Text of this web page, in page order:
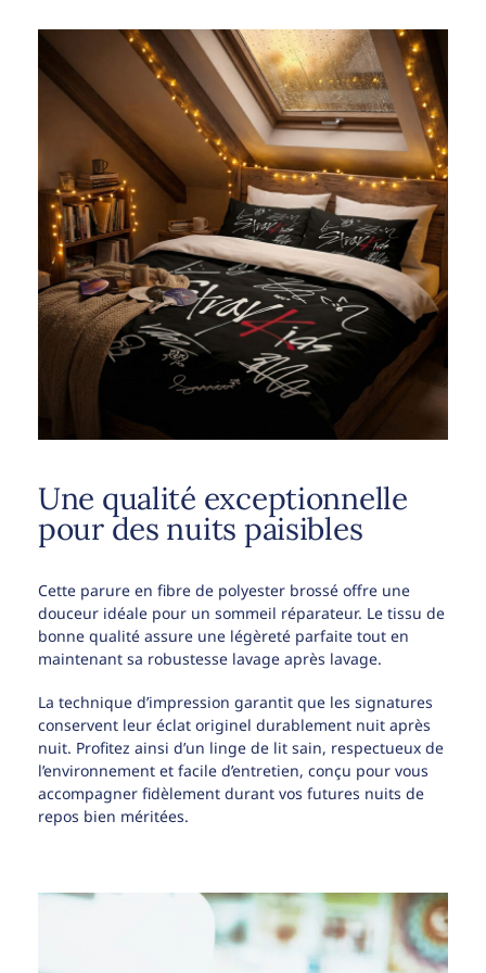
Une qualité exceptionnelle
pour des nuits paisibles
Cette parure en fibre de polyester brossé offre une
douceur idéale pour un sommeil réparateur. Le tissu de
bonne qualité assure une légèreté parfaite tout en
maintenant sa robustesse lavage après lavage.
La technique d’impression garantit que les signatures
conservent leur éclat originel durablement nuit après
nuit. Profitez ainsi d’un linge de lit sain, respectueux de
l’environnement et facile d’entretien, conçu pour vous
accompagner fidèlement durant vos futures nuits de
repos bien méritées.